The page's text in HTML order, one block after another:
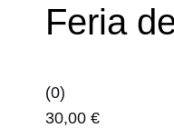
Feria
(0)
30,00 €